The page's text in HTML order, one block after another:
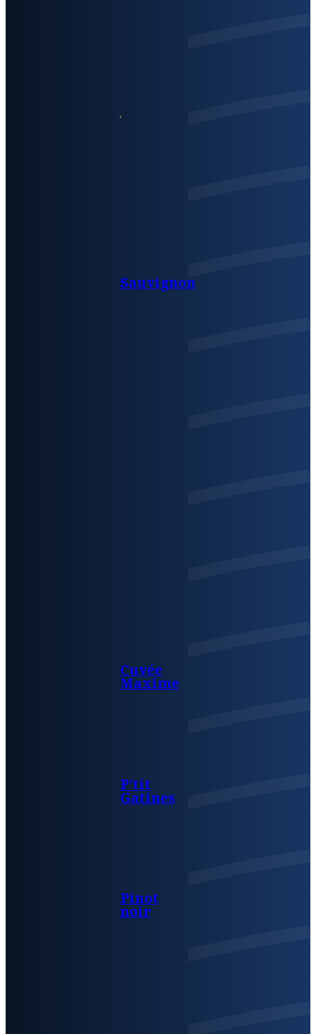
Sauvignon
Cuvée
Maxime
P’tit
Gatines
Pinot
noir